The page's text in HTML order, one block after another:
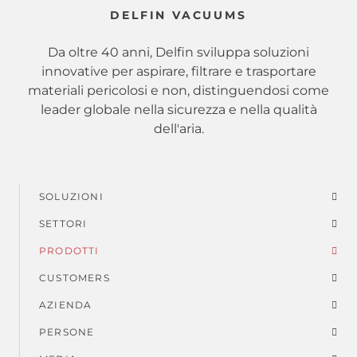
DELFIN VACUUMS
Da oltre 40 anni, Delfin sviluppa soluzioni
innovative per aspirare, filtrare e trasportare
materiali pericolosi e non, distinguendosi come
leader globale nella sicurezza e nella qualità
dell'aria.
Menu
di
piè
di
pagina
SOLUZIONI
SETTORI
PRODOTTI
CUSTOMERS
AZIENDA
PERSONE